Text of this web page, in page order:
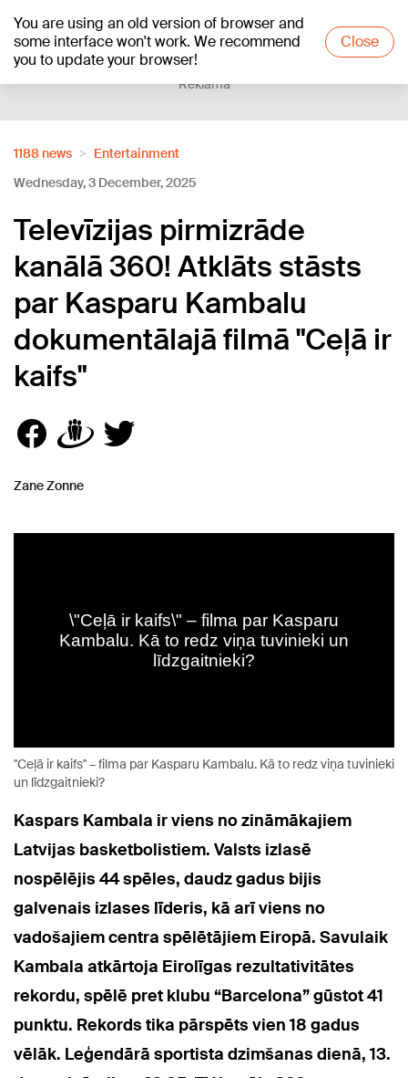
You are using an old version of browser and
some interface won't work. We recommend
you to update your browser!
Close
+21°C
Reklāma
1188 news
Entertainment
Wednesday, 3 December, 2025
Televīzijas pirmizrāde
kanālā 360! Atklāts stāsts
par Kasparu Kambalu
dokumentālajā filmā "Ceļā ir
kaifs"
Zane Zonne
"Ceļā ir kaifs" – filma par Kasparu Kambalu. Kā to redz viņa tuvinieki
un līdzgaitnieki?
Kaspars Kambala ir viens no zināmākajiem
Latvijas basketbolistiem. Valsts izlasē
nospēlējis 44 spēles, daudz gadus bijis
galvenais izlases līderis, kā arī viens no
vadošajiem centra spēlētājiem Eiropā. Savulaik
Kambala atkārtoja Eirolīgas rezultativitātes
rekordu, spēlē pret klubu “Barcelona” gūstot 41
punktu. Rekords tika pārspēts vien 18 gadus
vēlāk. Leģendārā sportista dzimšanas dienā, 13.